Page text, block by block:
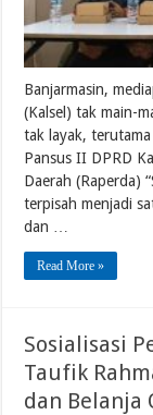
Banjarmasin,
(Kalsel) tak main-
tak layak,
Pansus II DPRD
Daerah (Raperda)
terpisah menjadi
dan …
Read More »
Sosialisasi
Taufik
dan Belanja